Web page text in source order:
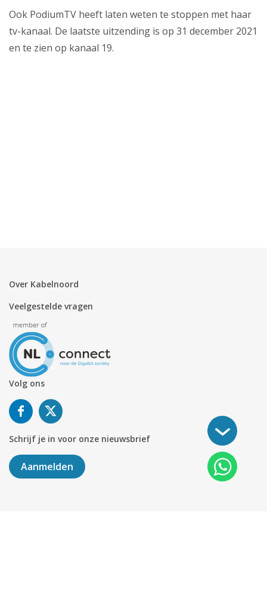
Ook PodiumTV heeft laten weten te stoppen met haar
tv-kanaal. De laatste uitzending is op 31 december 2021
en te zien op kanaal 19.
Over Kabelnoord
Veelgestelde vragen
Volg ons
Schrijf je in voor onze nieuwsbrief
Aanmelden